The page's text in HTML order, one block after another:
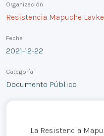
Organización
Resistencia Mapuche
Fecha
2021-12-22
Categoría
Documento Público
La Resistencia